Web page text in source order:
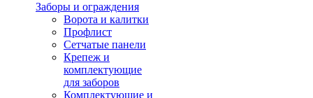
Заборы и ограждения
Ворота и калитки
Профлист
Сетчатые панели
Крепеж и
комплектующие
для заборов
Комплектующие и